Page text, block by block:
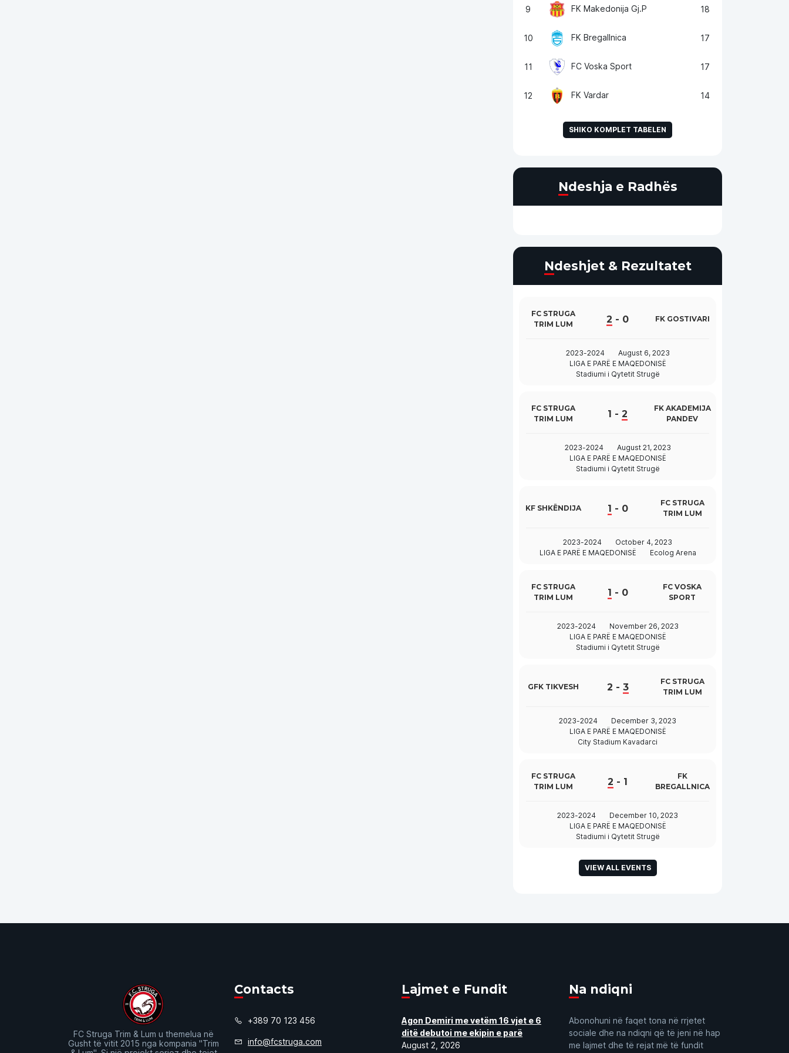
9 FK Makedonija Gj.P 18
10 FK Bregallnica 17
11 FC Voska Sport 17
12 FK Vardar 14
SHIKO KOMPLET TABELEN
Ndeshja e Radhës
Ndeshjet & Rezultatet
FC STRUGA
TRIM LUM
2 - 0 FK GOSTIVARI
2023-2024
August 6, 2023
LIGA E PARË E MAQEDONISË
Stadiumi i Qytetit Strugë
FC STRUGA
TRIM LUM
1 - 2
FK AKADEMIJA
PANDEV
2023-2024
August 21, 2023
LIGA E PARË E MAQEDONISË
Stadiumi i Qytetit Strugë
KF SHKËNDIJA 1 - 0
FC STRUGA
TRIM LUM
2023-2024
October 4, 2023
LIGA E PARË E MAQEDONISË
Ecolog Arena
FC STRUGA
TRIM LUM
1 - 0
FC VOSKA
SPORT
2023-2024
November 26, 2023
LIGA E PARË E MAQEDONISË
Stadiumi i Qytetit Strugë
GFK TIKVESH 2 - 3
FC STRUGA
TRIM LUM
2023-2024
December 3, 2023
LIGA E PARË E MAQEDONISË
City Stadium Kavadarci
FC STRUGA
TRIM LUM
2 - 1
FK
BREGALLNICA
2023-2024
December 10, 2023
LIGA E PARË E MAQEDONISË
Stadiumi i Qytetit Strugë
VIEW ALL EVENTS
FC Struga Trim & Lum u themelua në
Gusht të vitit 2015 nga kompania "Trim
Contacts
+389 70 123 456
info@fcstruga.com
Lajmet e Fundit
Agon Demiri me vetëm 16 vjet e 6
ditë debutoi me ekipin e parë
August 2, 2026
Na ndiqni
Abonohuni në faqet tona në rrjetet
sociale dhe na ndiqni që të jeni në hap
me lajmet dhe të rejat më të fundit